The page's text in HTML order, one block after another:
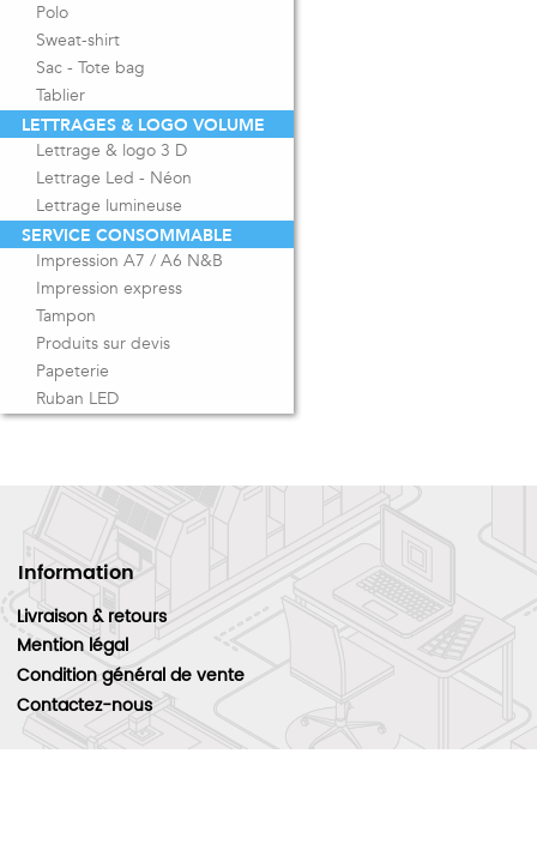
Polo
Sweat-shirt
Sac - Tote bag
Tablier
LETTRAGES & LOGO VOLUME
Lettrage & logo 3 D
Lettrage Led - Néon
Lettrage lumineuse
SERVICE CONSOMMABLE
Impression A7 / A6 N&B
Impression express
Tampon
Produits sur devis
Papeterie
Ruban LED
Information
Livraison & retours
Mention légal
Condition général de vente
Contactez-nous